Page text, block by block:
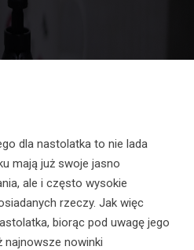
dla nastolatka to nie lada
mają już swoje jasno
ale i często wysokie
rzeczy. Jak więc
biorąc pod uwagę jego
najnowsze nowinki